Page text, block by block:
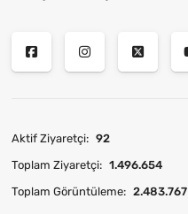
Aktif Ziyaretçi: 92
Toplam Ziyaretçi: 1.496.654
Toplam Görüntüleme: 2.483.767